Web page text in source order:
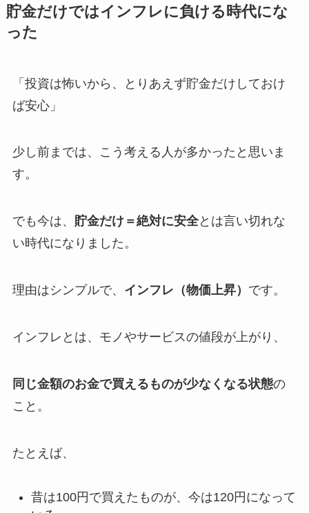
貯金だけではインフレに負ける時代にな
った
「投資は怖いから、とりあえず貯金だけしておけ
ば安心」
少し前までは、こう考える人が多かったと思いま
す。
でも今は、 貯金だけ＝絶対に安全とは言い切れな
い時代になりました。
理由はシンプルで、 インフレ（物価上昇） です。
インフレとは、モノやサービスの値段が上がり、
同じ金額のお金で買えるものが少なくなる状態の
こと。
たとえば、
昔は100円で買えたものが、今は120円になって